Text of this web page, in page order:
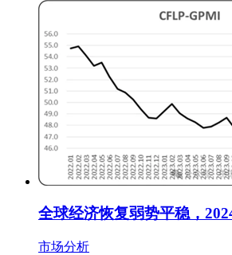
全球经济恢复弱势平稳，
市场分析